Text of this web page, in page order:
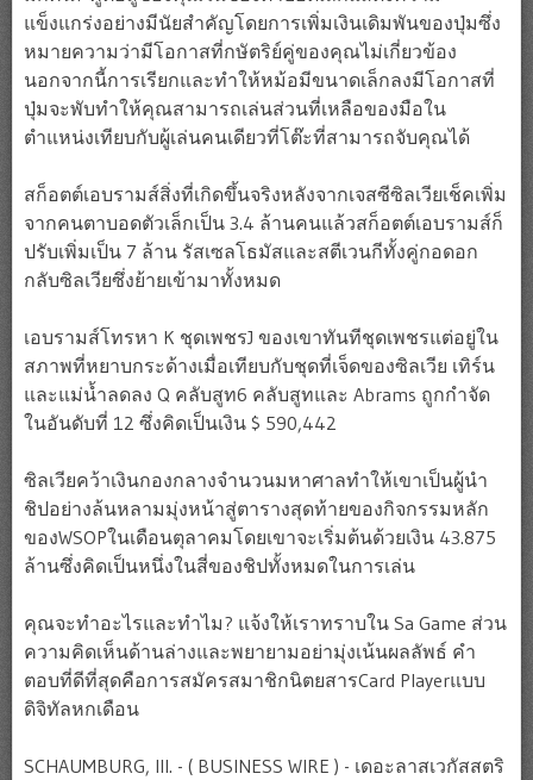
แข็งแกร่งอย่างมีนัยสำคัญโดยการเพิ่มเงินเดิมพันของปุ่มซึ่ง
หมายความว่ามีโอกาสที่กษัตริย์คู่ของคุณไม่เกี่ยวข้อง
นอกจากนี้การเรียกและทำให้หม้อมีขนาดเล็กลงมีโอกาสที่
ปุ่มจะพับทำให้คุณสามารถเล่นส่วนที่เหลือของมือใน
ตำแหน่งเทียบกับผู้เล่นคนเดียวที่โต๊ะที่สามารถจับคุณได้
สก็อตต์เอบรามส์สิ่งที่เกิดขึ้นจริงหลังจากเจสซีซิลเวียเช็คเพิ่ม
จากคนตาบอดตัวเล็กเป็น 3.4 ล้านคนแล้วสก็อตต์เอบรามส์ก็
ปรับเพิ่มเป็น 7 ล้าน รัสเซลโธมัสและสตีเวนกีทั้งคู่กอดอก
กลับซิลเวียซึ่งย้ายเข้ามาทั้งหมด
เอบรามส์โทรหา K ชุดเพชรJ ของเขาทันทีชุดเพชรแต่อยู่ใน
สภาพที่หยาบกระด้างเมื่อเทียบกับชุดที่เจ็ดของซิลเวีย เทิร์น
และแม่น้ำลดลง Q คลับสูท6 คลับสูทและ Abrams ถูกกำจัด
ในอันดับที่ 12 ซึ่งคิดเป็นเงิน $ 590,442
ซิลเวียคว้าเงินกองกลางจำนวนมหาศาลทำให้เขาเป็นผู้นำ
ชิปอย่างล้นหลามมุ่งหน้าสู่ตารางสุดท้ายของกิจกรรมหลัก
ของWSOPในเดือนตุลาคมโดยเขาจะเริ่มต้นด้วยเงิน 43.875
ล้านซึ่งคิดเป็นหนึ่งในสี่ของชิปทั้งหมดในการเล่น
คุณจะทำอะไรและทำไม? แจ้งให้เราทราบใน Sa Game ส่วน
ความคิดเห็นด้านล่างและพยายามอย่ามุ่งเน้นผลลัพธ์ คำ
ตอบที่ดีที่สุดคือการสมัครสมาชิกนิตยสารCard Playerแบบ
ดิจิทัลหกเดือน
SCHAUMBURG, Ill. - ( BUSINESS WIRE ) - เดอะลาสเวกัสสตริ